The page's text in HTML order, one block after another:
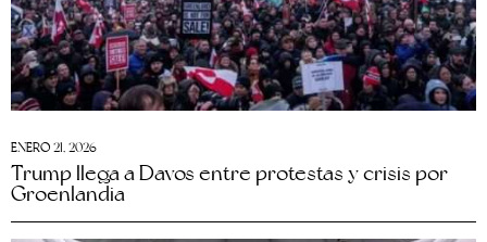
ENERO 21, 2026
Trump llega a Davos entre protestas y crisis por
Groenlandia